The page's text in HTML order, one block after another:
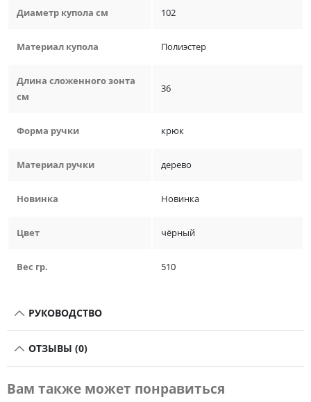
Диаметр купола см 102
Материал купола Полиэстер
Длина сложенного зонта
см
36
Форма ручки крюк
Материал ручки дерево
Новинка Новинка
Цвет чёрный
Вес гр. 510
РУКОВОДСТВО
ОТЗЫВЫ (0)
Вам также может понравиться